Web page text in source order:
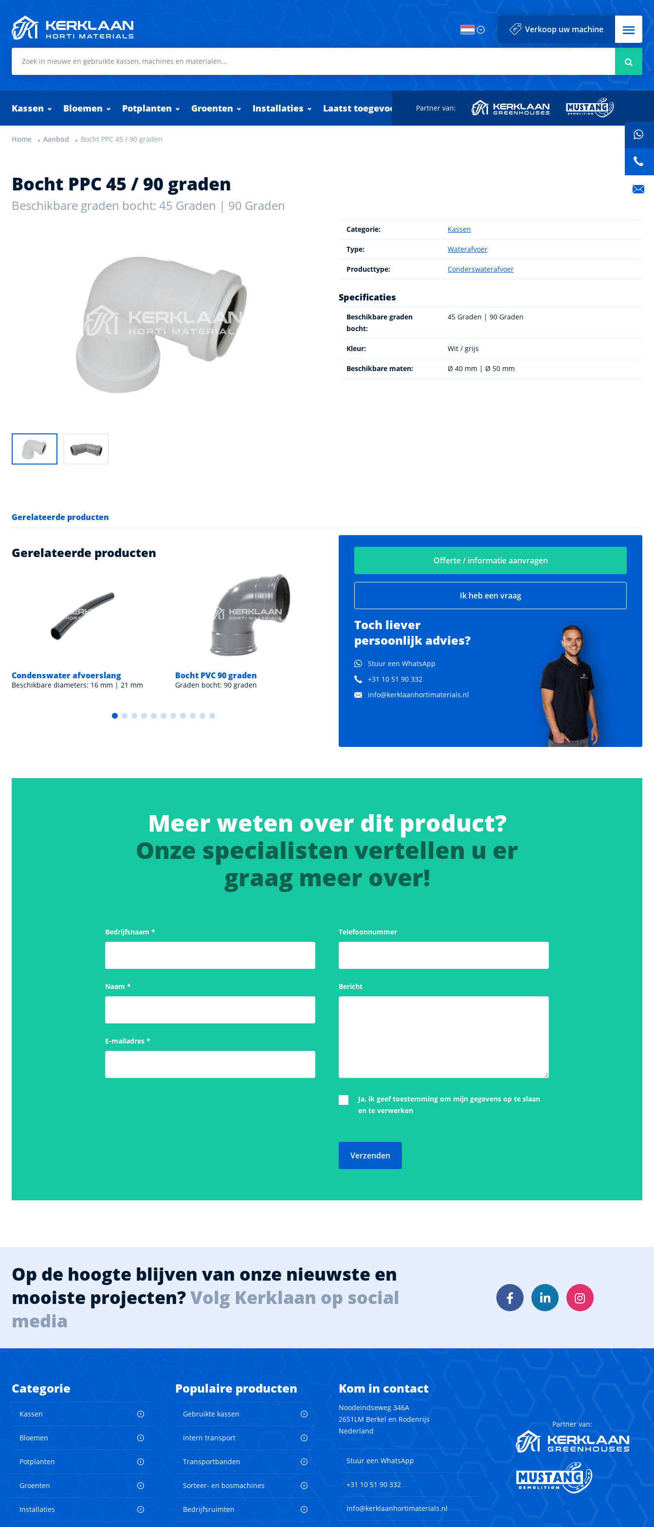
Verkoop uw machine Menu
Kassen Bloemen Potplanten Groenten Installaties Laatst toegevoegd Partner van:
Home Aanbod Bocht PPC 45 / 90 graden
Bocht PPC 45 / 90 graden
Beschikbare graden bocht: 45 Graden | 90 Graden
Categorie: Kassen
Type: Waterafvoer
Producttype: Conderswaterafvoer
Specificaties
Beschikbare graden
bocht:
45 Graden | 90 Graden
Kleur: Wit / grijs
Beschikbare maten: Ø 40 mm | Ø 50 mm
Gerelateerde producten
Offerte / informatie aanvragen
Ik heb een vraag
Toch liever
persoonlijk advies?
Stuur een WhatsApp
+31 10 51 90 332
info@kerklaanhortimaterials.nl
Gerelateerde producten
Condenswater afvoerslang
Beschikbare diameters: 16 mm | 21 mm
Bocht PVC 90 graden
Graden bocht: 90 graden
Bocht PVC 45 graden
Graden bocht: 45 Graden
Condensgeleider
Materiaal: PVC of aluminium
Meer weten over dit product?
Onze specialisten vertellen u er
graag meer over!
Bedrijfsnaam *
Naam *
E-mailadres *
Telefoonnummer
Bericht
Ja, ik geef toestemming om mijn gegevens op te slaan
en te verwerken
Verzenden
Op de hoogte blijven van onze nieuwste en
mooiste projecten?Volg Kerklaan op social
media
FacebookLinkedInInstagram
Categorie
Kassen
Bloemen
Potplanten
Groenten
Installaties
Populaire producten
Gebruikte kassen
Intern transport
Transportbanden
Sorteer- en bosmachines
Bedrijfsruimten
Kom in contact
Noodeindseweg 346A
2651LM Berkel en Rodenrijs
Nederland
Stuur een WhatsApp
+31 10 51 90 332
info@kerklaanhortimaterials.nl
Partner van: